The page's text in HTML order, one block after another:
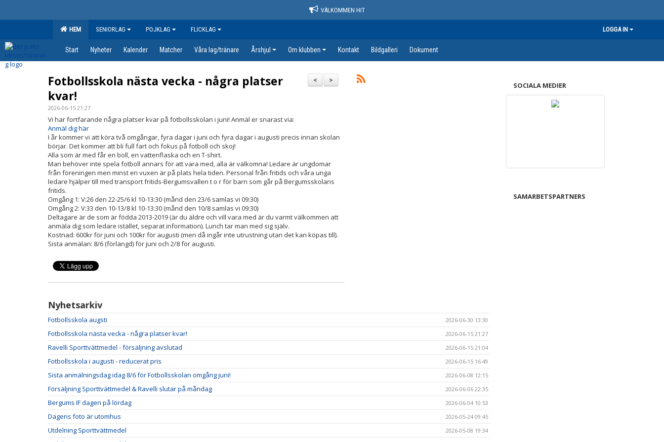
VÄLKOMMEN HIT
HEM SENIORLAG POJKLAG FLICKLAG LOGGA IN
Start Nyheter Kalender Matcher Våra lag/tränare Årshjul Om klubben Kontakt Bildgalleri Dokument
>
<
Fotbollsskola nästa vecka - några platser
kvar!
2026-06-15 21:27
Vi har fortfarande några platser kvar på fotbollsskolan i juni! Anmäl er snarast via:
Anmäl dig här
I år kommer vi att köra två omgångar, fyra dagar i juni och fyra dagar i augusti precis innan skolan
börjar. Det kommer att bli full fart och fokus på fotboll och skoj!
Alla som är med får en boll, en vattenflaska och en T-shirt.
Man behöver inte spela fotboll annars för att vara med, alla är välkomna! Ledare är ungdomar
från föreningen men minst en vuxen är på plats hela tiden. Personal från fritids och våra unga
ledare hjälper till med transport fritids-Bergumsvallen t o r för barn som går på Bergumsskolans
fritids.
Omgång 1: V:26 den 22-25/6 kl 10-13:30 (månd den 23/6 samlas vi 09:30)
Omgång 2: V:33 den 10-13/8 kl 10-13:30 (månd den 10/8 samlas vi 09:30)
Deltagare är de som är födda 2013-2019 (är du äldre och vill vara med är du varmt välkommen att
anmäla dig som ledare istället, separat information). Lunch tar man med sig själv.
Kostnad: 600kr för juni och 100kr för augusti (men då ingår inte utrustning utan det kan köpas till).
Sista anmälan: 8/6 (förlängd) för juni och 2/8 för augusti.
Nyhetsarkiv
Fotbollsskola augsti 2026-06-30 13:30
Fotbollsskola nästa vecka - några platser kvar! 2026-06-15 21:27
Ravelli Sporttvättmedel - försäljning avslutad 2026-06-15 21:04
Fotbollsskola i augusti - reducerat pris 2026-06-15 16:49
Sista anmälningsdag idag 8/6 för Fotbollsskolan omgång juni! 2026-06-08 12:15
Försäljning Sporttvättmedel & Ravelli slutar på måndag 2026-06-06 22:35
Bergums IF dagen på lördag 2026-06-04 10:53
Dagens foto är utomhus 2026-05-24 09:45
Utdelning Sporttvättmedel 2026-05-08 19:34
SOCIALA MEDIER
SAMARBETSPARTNERS